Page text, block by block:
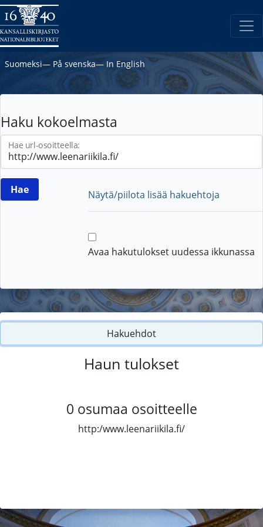
Suomeksi― På svenska― In English
Haku kokoelmasta
Hae url-osoitteella:
Näytä/piilota lisää hakuehtoja
Avaa hakutulokset uudessa ikkunassa
Hakuehdot
Haun tulokset
0 osumaa osoitteelle
http:/www.leenariikila.fi/